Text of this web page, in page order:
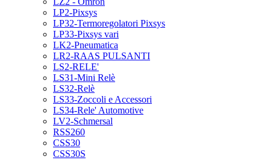
LP2-Pixsys
LP32-Termoregolatori Pixsys
LP33-Pixsys vari
LK2-Pneumatica
LR2-RAAS PULSANTI
LS2-RELE'
LS31-Mini Relè
LS32-Relè
LS33-Zoccoli e Accessori
LS34-Rele' Automotive
LV2-Schmersal
RSS260
CSS30
CSS30S